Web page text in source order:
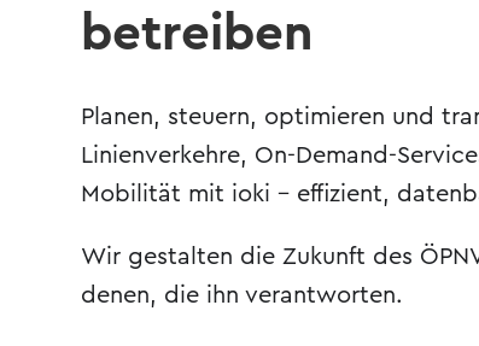
betreiben
Planen, steuern, optimieren und
Linienverkehre, On-Demand-
Mobilität mit ioki – effizient,
Wir gestalten die Zukunft des
denen, die ihn verantworten.